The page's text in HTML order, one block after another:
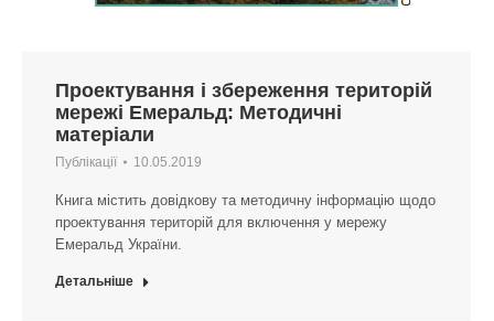
Проектування і збереження територій
мережі Емеральд: Методичні
матеріали
Публікації 10.05.2019
Книга містить довідкову та методичну інформацію щодо
проектування територій для включення у мережу
Емеральд України.
Детальніше